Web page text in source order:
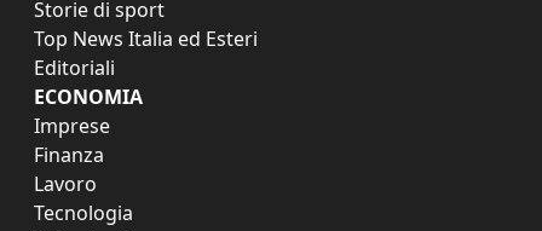
Storie di sport
Top News Italia ed Esteri
Editoriali
ECONOMIA
Imprese
Finanza
Lavoro
Tecnologia